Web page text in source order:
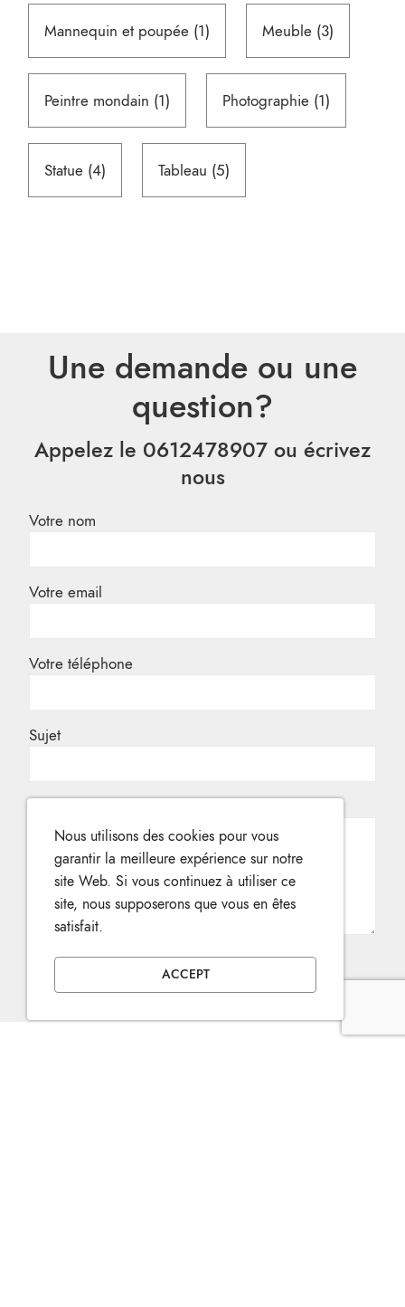
Mannequin et poupée 11
produit
Meuble 33
produits
Peintre mondain 11
produit
Photographie 11
produit
Statue 44
produits
Tableau 55
produits
Une demande ou une
question?
Appelez le 0612478907 ou écrivez
nous
Votre nom
Votre email
Votre téléphone
Sujet
Nous utilisons des cookies pour vous
garantir la meilleure expérience sur notre
site Web. Si vous continuez à utiliser ce
site, nous supposerons que vous en êtes
satisfait.
ACCEPT